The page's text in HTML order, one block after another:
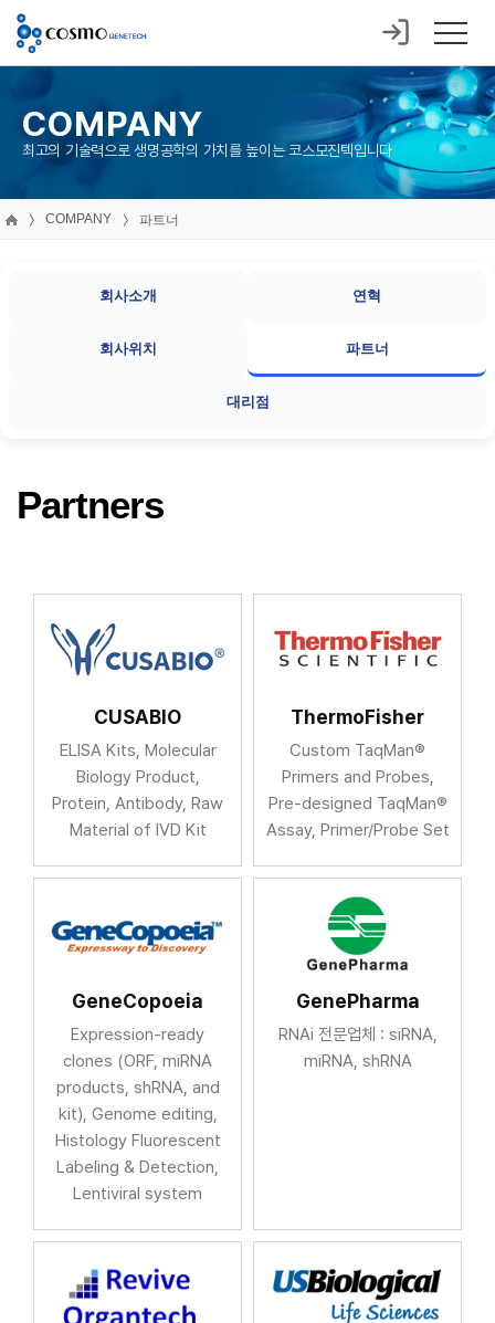
COMPANY
최고의 기술력으로 생명공학의 가치를 높이는 코스모진텍입니다
COMPANY 파트너
회사소개 연혁
회사위치 파트너
대리점
Partners
CUSABIO
ELISA Kits, Molecular
Biology Product,
Protein, Antibody, Raw
Material of IVD Kit
ThermoFisher
Custom TaqMan®
Primers and Probes,
Pre-designed TaqMan®
Assay, Primer/Probe Set
GeneCopoeia
Expression-ready
clones (ORF, miRNA
products, shRNA, and
kit), Genome editing,
Histology Fluorescent
Labeling & Detection,
Lentiviral system
GenePharma
RNAi 전문업체 : siRNA,
miRNA, shRNA